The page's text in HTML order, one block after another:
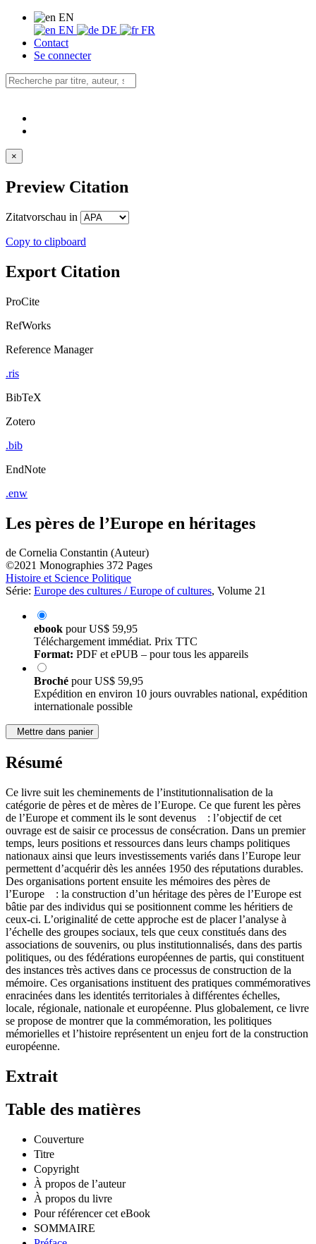
EN
EN
DE
FR
Contact
Se connecter
×
Preview Citation
Zitatvorschau in
Copy to clipboard
Export Citation
ProCite
RefWorks
Reference Manager
.ris
BibTeX
Zotero
.bib
EndNote
.enw
Les pères de l’Europe en héritages
de Cornelia Constantin (Auteur)
©2021 Monographies 372 Pages
Histoire et Science Politique
Série: Europe des cultures / Europe of cultures, Volume 21
ebook pourUS$ 59,95
Téléchargement immédiat. Prix TTC
Format: PDF et ePUB – pour tous les appareils
Broché pourUS$ 59,95
Expédition en environ 10 jours ouvrables national, expédition
internationale possible
Mettre dans panier
Résumé
Ce livre suit les cheminements de l’institutionnalisation de la
catégorie de pères et de mères de l’Europe. Ce que furent les pères
de l’Europe et comment ils le sont devenus : l’objectif de cet
ouvrage est de saisir ce processus de consécration. Dans un premier
temps, leurs positions et ressources dans leurs champs politiques
nationaux ainsi que leurs investissements variés dans l’Europe leur
permettent d’acquérir dès les années 1950 des réputations durables.
Des organisations portent ensuite les mémoires des pères de
l’Europe : la construction d’un héritage des pères de l’Europe est
bâtie par des individus qui se positionnent comme les héritiers de
ceux-ci. L’originalité de cette approche est de placer l’analyse à
l’échelle des groupes sociaux, tels que ceux constitués dans des
associations de souvenirs, ou plus institutionnalisés, dans des partis
politiques, ou des fédérations européennes de partis, qui constituent
des instances très actives dans ce processus de construction de la
mémoire. Ces organisations instituent des pratiques commémoratives
enracinées dans les identités territoriales à différentes échelles,
locale, régionale, nationale et européenne. Plus globalement, ce livre
se propose de montrer que la commémoration, les politiques
mémorielles et l’histoire représentent un enjeu fort de la construction
européenne.
Extrait
Table des matières
Couverture
Titre
Copyright
À propos de l’auteur
À propos du livre
Pour référencer cet eBook
SOMMAIRE